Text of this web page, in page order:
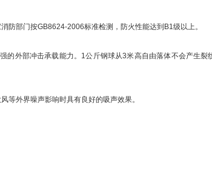
防部门按GB8624-2006标准检测，防火性能达到B1级以上。
的外部冲击承载能力。1公斤钢球从3米高自由落体不会产生裂
等外界噪声影响时具有良好的吸声效果。